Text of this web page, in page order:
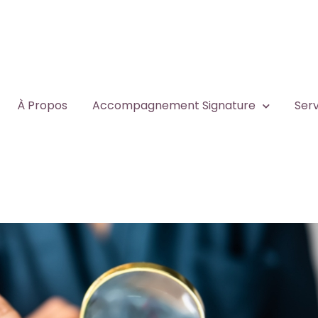
À Propos Accompagnement Signature